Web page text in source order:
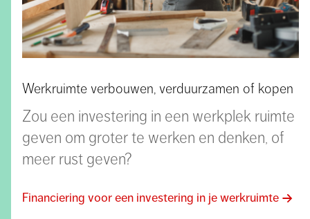
Werkruimte verbouwen, verduurzamen of kopen
Zou een investering in een werkplek ruimte
geven om groter te werken en denken, of
meer rust geven?
Financiering voor een investering in je werkruimte